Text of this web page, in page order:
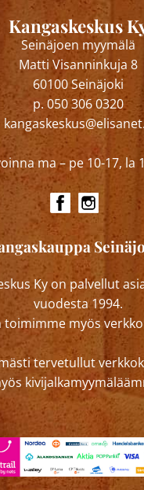
Kangaskeskus
Seinäjoen myymälä
Matti Visanninkuja 8
60100 Seinäjoki
p. 050 306 0320
ma – pe 10-17, la
Ky on palvellut
vuodesta 1994.
toimimme myös
tervetullut